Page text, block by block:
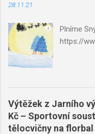
28.11.21
Plníme
https://
Výtěžek z Jarního
Kč – Sportovní
tělocvičny na